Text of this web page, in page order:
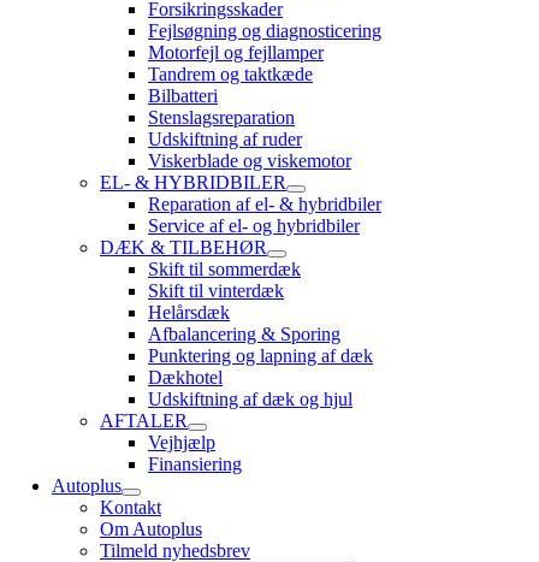
Forsikringsskader
Fejlsøgning og diagnosticering
Motorfejl og fejllamper
Tandrem og taktkæde
Bilbatteri
Stenslagsreparation
Udskiftning af ruder
Viskerblade og viskemotor
EL- & HYBRIDBILER
Reparation af el- & hybridbiler
Service af el- og hybridbiler
DÆK & TILBEHØR
Skift til sommerdæk
Skift til vinterdæk
Helårsdæk
Afbalancering & Sporing
Punktering og lapning af dæk
Dækhotel
Udskiftning af dæk og hjul
AFTALER
Vejhjælp
Finansiering
Autoplus
Kontakt
Om Autoplus
Tilmeld nyhedsbrev